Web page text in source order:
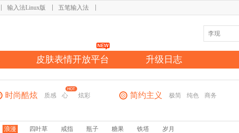
输入法Linux版 五笔输入法
皮肤表情开放平台 升级日志
时尚酷炫 质感 心 炫彩 简约主义 极简 纯色 商务
浪漫 四叶草 戒指 瓶子 糖果 铁塔 岁月